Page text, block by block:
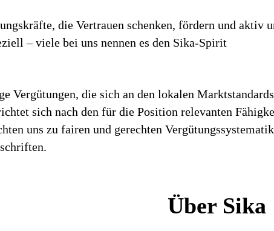
die Vertrauen schenken, fördern und aktiv
– viele bei uns nennen es den Sika-Spirit
Vergütungen, die sich an den lokalen
sich nach den für die Position relevanten
uns zu fairen und gerechten
Über Sika